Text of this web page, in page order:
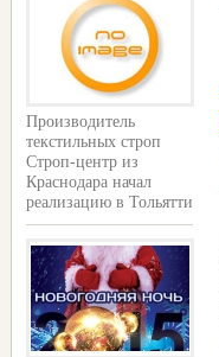
Производитель
текстильных строп
Строп-центр из
Краснодара начал
реализацию в Тольятти